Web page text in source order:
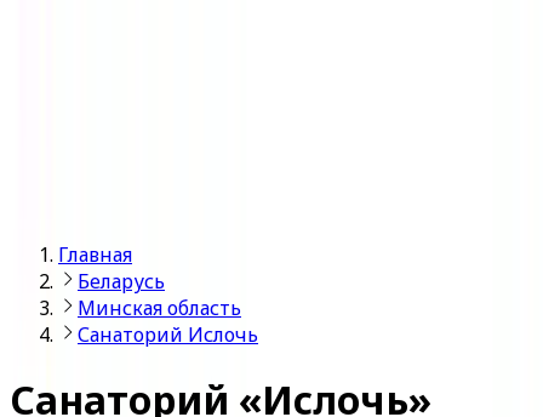
Главная
Беларусь
Минская область
Санаторий Ислочь
Санаторий «Ислочь»